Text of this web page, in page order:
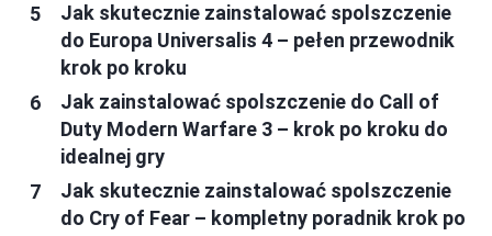
Jak skutecznie zainstalować spolszczenie
do Europa Universalis 4 – pełen przewodnik
krok po kroku
Jak zainstalować spolszczenie do Call of
Duty Modern Warfare 3 – krok po kroku do
idealnej gry
Jak skutecznie zainstalować spolszczenie
do Cry of Fear – kompletny poradnik krok po